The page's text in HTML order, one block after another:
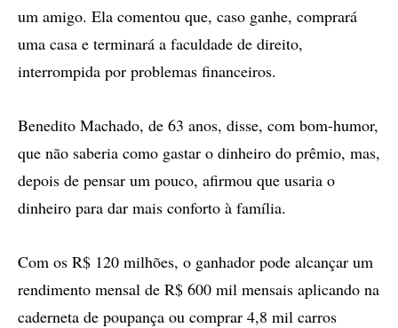
um amigo. Ela comentou que, caso ganhe, comprará
uma casa e terminará a faculdade de direito,
interrompida por problemas financeiros.
Benedito Machado, de 63 anos, disse, com bom-humor,
que não saberia como gastar o dinheiro do prêmio, mas,
depois de pensar um pouco, afirmou que usaria o
dinheiro para dar mais conforto à família.
Com os R$ 120 milhões, o ganhador pode alcançar um
rendimento mensal de R$ 600 mil mensais aplicando na
caderneta de poupança ou comprar 4,8 mil carros